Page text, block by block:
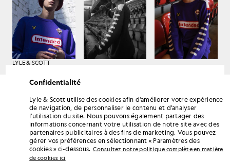
LYLE & SCOTT
Confidentialité
Lyle & Scott utilise des cookies afin d'améliorer votre expérience
de navigation, de personnaliser le contenu et d'analyser
l'utilisation du site. Nous pouvons également partager des
informations concernant votre utilisation de notre site avec des
partenaires publicitaires à des fins de marketing. Vous pouvez
gérer vos préférences en sélectionnant « Paramètres des
cookies » ci-dessous. Consultez notre politique complète en matière
de cookies ici